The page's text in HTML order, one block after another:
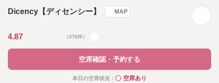
Dicency【ディセンシー】 MAP
4.87 （376件）
空席確認・予約する
本日の空席状況： ◯空席あり